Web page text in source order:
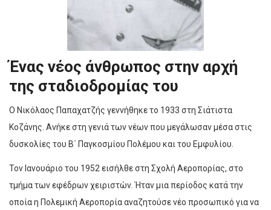
Ένας νέος άνθρωπος στην αρχή
της σταδιοδρομίας του
Ο Νικόλαος Παπαχατζής γεννήθηκε το 1933 στη Σιάτιστα
Κοζάνης. Ανήκε στη γενιά των νέων που μεγάλωσαν μέσα στις
δυσκολίες του Β΄ Παγκοσμίου Πολέμου και του Εμφυλίου.
Τον Ιανουάριο του 1952 εισήλθε στη Σχολή Αεροπορίας, στο
τμήμα των εφέδρων χειριστών. Ήταν μια περίοδος κατά την
οποία η Πολεμική Αεροπορία αναζητούσε νέο προσωπικό για να